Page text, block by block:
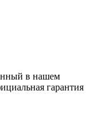
в нашем
гарантия